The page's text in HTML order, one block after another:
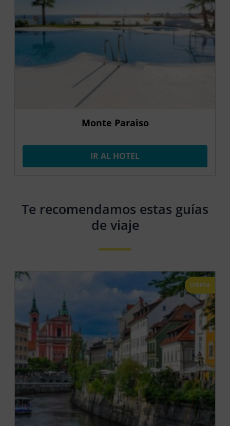
Monte Paraiso
IR AL HOTEL
Te recomendamos estas guías
de viaje
OFERTA